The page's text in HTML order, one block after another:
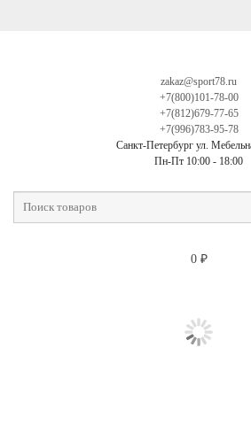
zakaz@sport78.ru
+7(800)101-78-00
+7(812)679-77-65
+7(996)783-95-78
Санкт-Петербург ул.
Пн-Пт 10:00 - 18:00
0 ₽